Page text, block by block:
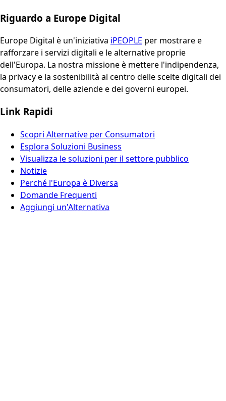
Riguardo a Europe Digital
Europe Digital è un'iniziativa iPEOPLE per mostrare e
rafforzare i servizi digitali e le alternative proprie
dell'Europa. La nostra missione è mettere l'indipendenza,
la privacy e la sostenibilità al centro delle scelte digitali dei
consumatori, delle aziende e dei governi europei.
Link Rapidi
Scopri Alternative per Consumatori
Esplora Soluzioni Business
Visualizza le soluzioni per il settore pubblico
Notizie
Perché l'Europa è Diversa
Domande Frequenti
Aggiungi un'Alternativa